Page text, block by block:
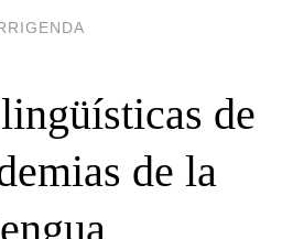
de
de la